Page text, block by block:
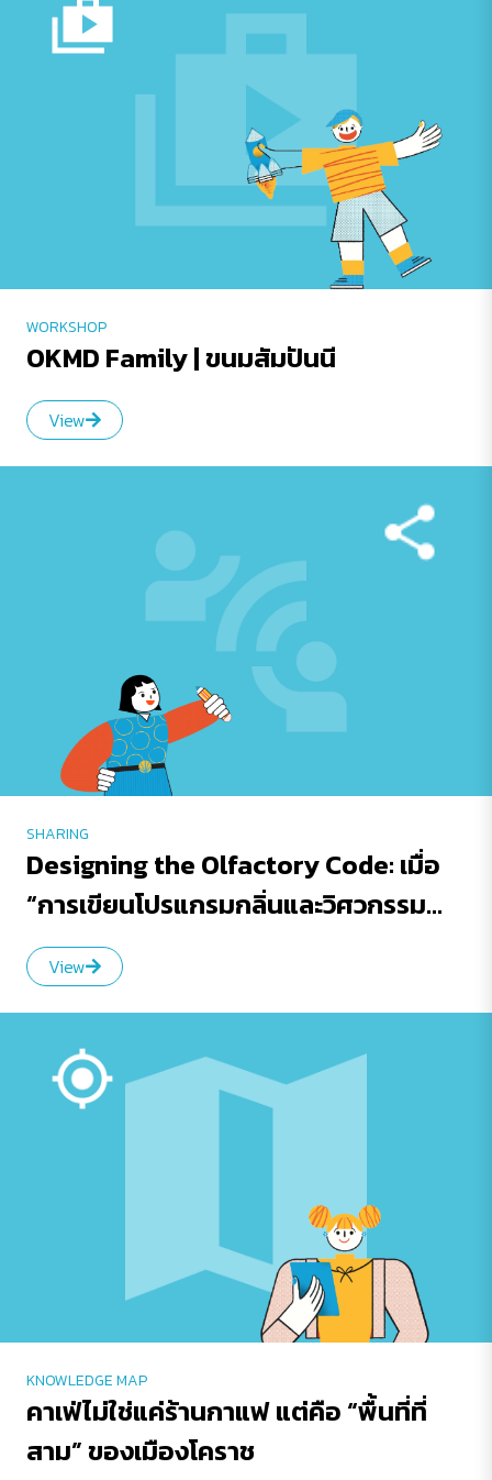
WORKSHOP
OKMD Family | ขนมสัมปันนี
View
SHARING
Designing the Olfactory Code: เมื่อ
“การเขียนโปรแกรมกลิ่นและวิศวกรรม
โมเลกุลความหอม” กลายเป็นเครื่องมือ
ปฏิวัติอุตสาหกรรมโลก
View
KNOWLEDGE MAP
คาเฟ่ไม่ใช่แค่ร้านกาแฟ แต่คือ “พื้นที่ที่
สาม” ของเมืองโคราช